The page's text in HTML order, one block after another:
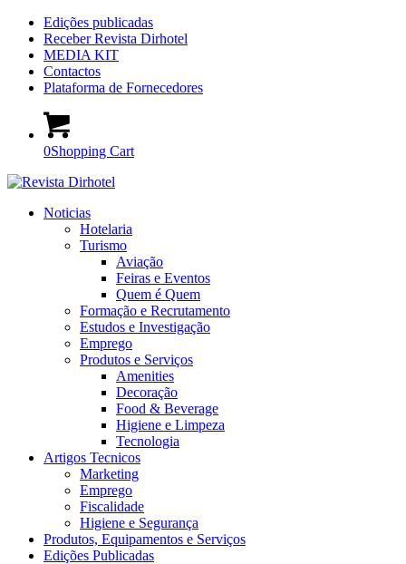
Edições publicadas
Receber Revista Dirhotel
MEDIA KIT
Contactos
Plataforma de Fornecedores
0Shopping Cart
Noticias
Hotelaria
Turismo
Aviação
Feiras e Eventos
Quem é Quem
Formação e Recrutamento
Estudos e Investigação
Emprego
Produtos e Serviços
Amenities
Decoração
Food & Beverage
Higiene e Limpeza
Tecnologia
Artigos Tecnicos
Marketing
Emprego
Fiscalidade
Higiene e Segurança
Produtos, Equipamentos e Serviços
Edições Publicadas